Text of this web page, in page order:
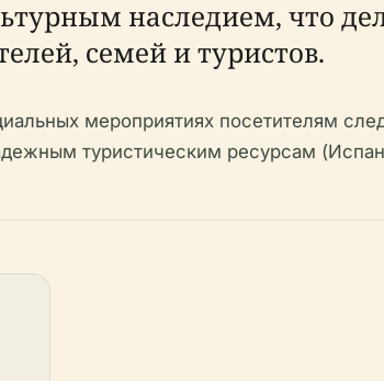
наследием, что
семей и туристов.
мероприятиях посетителям
туристическим ресурсам